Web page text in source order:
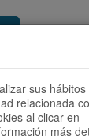
Registra't
sus hábitos
relacionada
al clicar en
más